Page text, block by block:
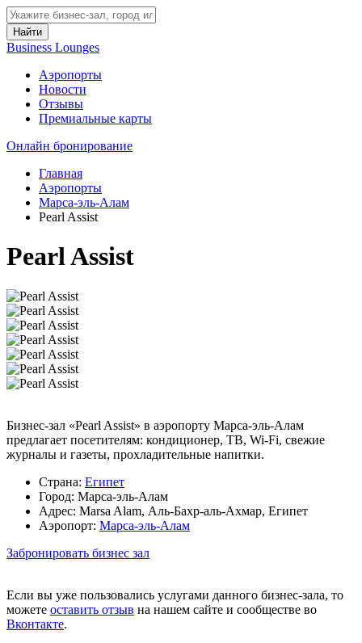
Найти
Business Lounges
Аэропорты
Новости
Отзывы
Премиальные карты
Онлайн бронирование
Главная
Аэропорты
Марса-эль-Алам
Pearl Assist
Pearl Assist
Бизнес-зал «Pearl Assist» в аэропорту Марса-эль-Алам
предлагает посетителям: кондиционер, ТВ, Wi-Fi, свежие
журналы и газеты, прохладительные напитки.
Страна: Египет
Город: Марса-эль-Алам
Адрес: Marsa Alam, Аль-Бахр-аль-Ахмар, Египет
Аэропорт: Марса-эль-Алам
Забронировать бизнес зал
Если вы уже пользовались услугами данного бизнес-зала, то
можете оставить отзыв на нашем сайте и сообществе во
Вконтакте.